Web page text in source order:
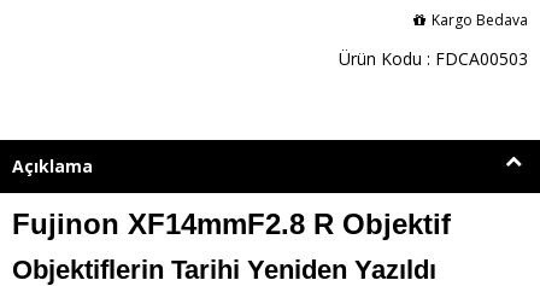
Kargo Bedava
Ürün Kodu : FDCA00503
Açıklama
Fujinon XF14mmF2.8 R Objektif
Objektiflerin Tarihi Yeniden Yazıldı